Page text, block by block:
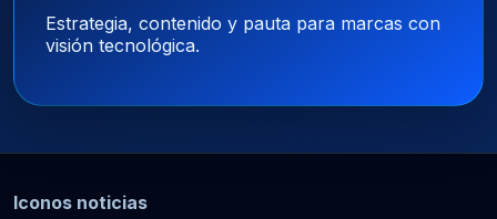
Estrategia, contenido y pauta para marcas con
visión tecnológica.
Iconos noticias